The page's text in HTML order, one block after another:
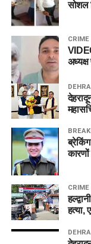
सोशल
CRIME
CRIME
हत्या,